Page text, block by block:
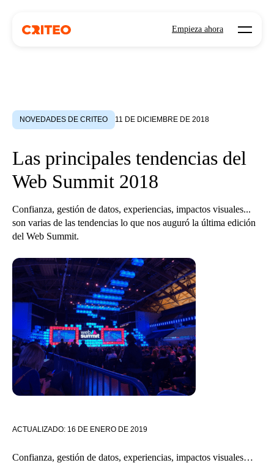
Empieza ahora Open
NOVEDADES DE CRITEO 11 DE DICIEMBRE DE 2018
Las principales tendencias del
Web Summit 2018
Confianza, gestión de datos, experiencias, impactos visuales...
son varias de las tendencias lo que nos auguró la última edición
del Web Summit.
ACTUALIZADO: 16 DE ENERO DE 2019
Confianza, gestión de datos, experiencias, impactos visuales…